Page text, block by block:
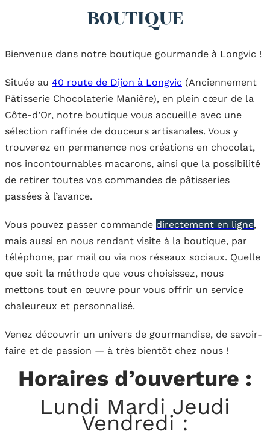
BOUTIQUE
Bienvenue dans notre boutique gourmande à Longvic !
Située au 40 route de Dijon à Longvic (Anciennement
Pâtisserie Chocolaterie Manière), en plein cœur de la
Côte-d’Or, notre boutique vous accueille avec une
sélection raffinée de douceurs artisanales. Vous y
trouverez en permanence nos créations en chocolat,
nos incontournables macarons, ainsi que la possibilité
de retirer toutes vos commandes de pâtisseries
passées à l’avance.
Vous pouvez passer commande directement en ligne,
mais aussi en nous rendant visite à la boutique, par
téléphone, par mail ou via nos réseaux sociaux. Quelle
que soit la méthode que vous choisissez, nous
mettons tout en œuvre pour vous offrir un service
chaleureux et personnalisé.
Venez découvrir un univers de gourmandise, de savoir-
faire et de passion — à très bientôt chez nous !
Horaires d’ouverture :
Lundi Mardi Jeudi
Vendredi :